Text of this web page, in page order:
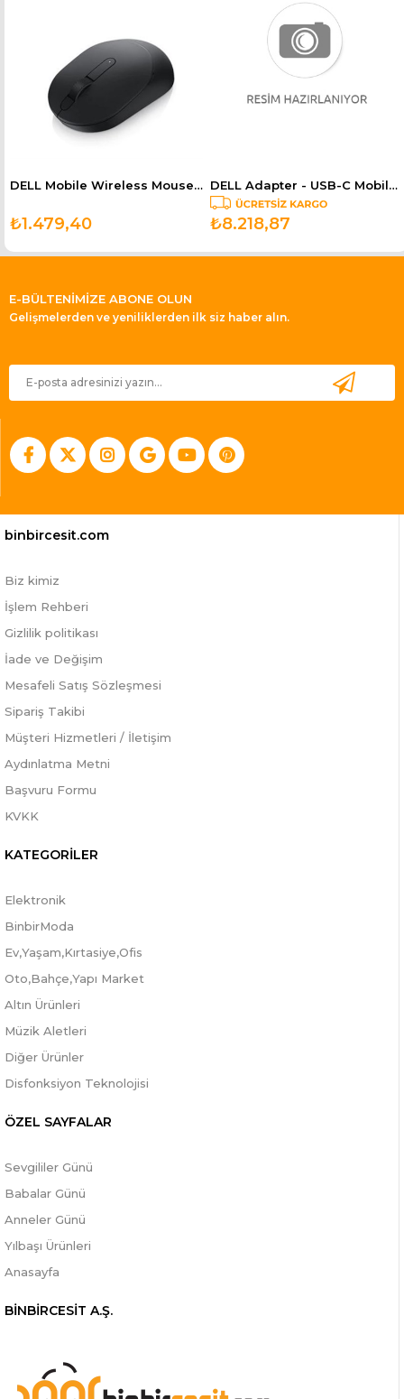
DELL Mobile Wireless Mouse - MS3320W - Black 570-ABHK
₺1.479,40
DELL Adapter - USB-C Mobile Adapter - DA310 470-AEUP
₺8.218,87
E-BÜLTENİMİZE ABONE OLUN
Gelişmelerden ve yeniliklerden ilk siz haber alın.
binbircesit.com
Biz kimiz
İşlem Rehberi
Gizlilik politikası
İade ve Değişim
Mesafeli Satış Sözleşmesi
Sipariş Takibi
Müşteri Hizmetleri / İletişim
Aydınlatma Metni
Başvuru Formu
KVKK
KATEGORİLER
Elektronik
BinbirModa
Ev,Yaşam,Kırtasiye,Ofis
Oto,Bahçe,Yapı Market
Altın Ürünleri
Müzik Aletleri
Diğer Ürünler
Disfonksiyon Teknolojisi
ÖZEL SAYFALAR
Sevgililer Günü
Babalar Günü
Anneler Günü
Yılbaşı Ürünleri
Anasayfa
BİNBİRCESİT A.Ş.